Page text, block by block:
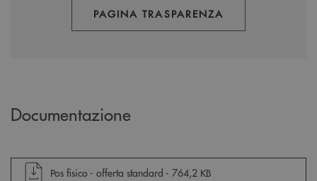
PAGINA TRASPARENZA
Documentazione
apre documento in una nuova finestra
Pos fisico - offerta standard - 764,2 KB